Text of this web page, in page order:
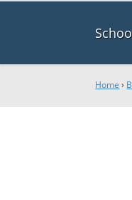
Home ›